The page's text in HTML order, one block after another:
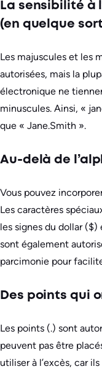
La sensibilité à
(en quelque
Les majuscules et les
autorisées, mais la
électronique ne
minuscules. Ainsi, «
que « Jane.Smith ».
Au-delà de
Vous pouvez
Les caractères
les signes du dollar
sont également
parcimonie pour
Des points qui
Les points (.) sont
peuvent pas être
utiliser à l’excès, car